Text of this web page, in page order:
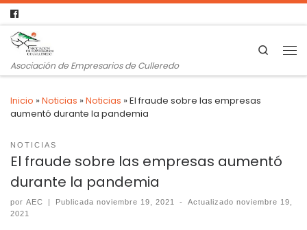
Asociación de Empresarios de Culleredo
Search
Inicio »Noticias »Noticias »El fraude sobre las empresas
aumentó durante la pandemia
NOTICIAS
El fraude sobre las empresas aumentó
durante la pandemia
por AEC | Publicadanoviembre 19, 2021 - Actualizadonoviembre 19,
2021